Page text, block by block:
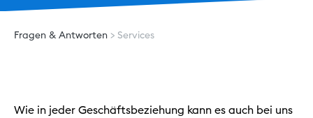
Fragen & Antworten Services
Wie in jeder Geschäftsbeziehung kann es auch bei uns